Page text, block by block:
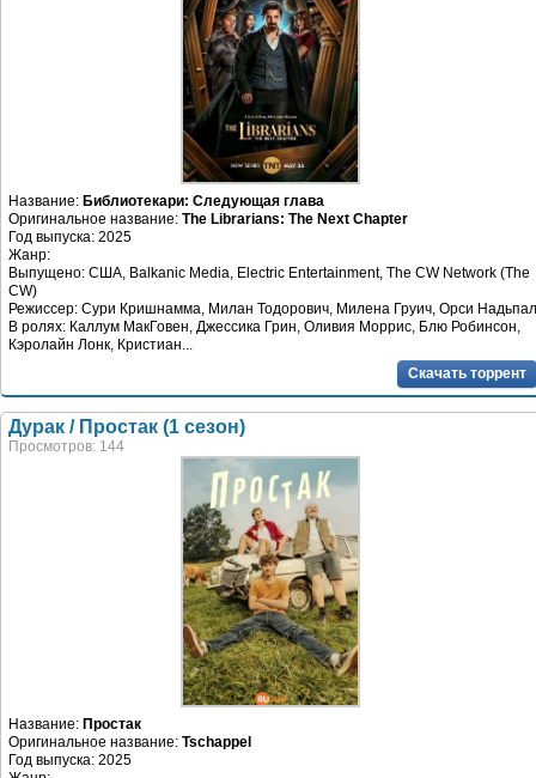
Название: Библиотекари: Следующая глава
Оригинальное название: The Librarians: The Next Chapter
Год выпуска: 2025
Жанр:
Выпущено: США, Balkanic Media, Electric Entertainment, The CW Network (The
CW)
Режиссер: Сури Кришнамма, Милан Тодорович, Милена Груич, Орси Надьпал
В ролях: Каллум МакГовен, Джессика Грин, Оливия Моррис, Блю Робинсон,
Кэролайн Лонк, Кристиан...
Скачать торрент
Дурак / Простак (1 сезон)
Просмотров: 144
Название: Простак
Оригинальное название: Tschappel
Год выпуска: 2025